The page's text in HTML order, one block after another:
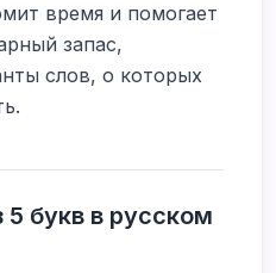
время и помогает
запас,
слов, о которых
5 букв в русском